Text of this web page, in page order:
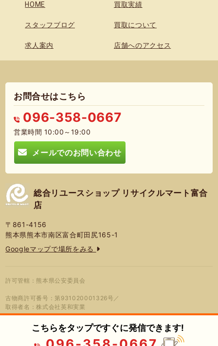
HOME 買取実績
スタッフブログ 買取について
求人案内 店舗へのアクセス
お問合せはこちら
096-358-0667
営業時間 10:00～19:00
メールでのお問い合わせ
総合リユースショップ リサイクルマート富合
店
〒861-4156
熊本県熊本市南区富合町田尻165-1
Googleマップで場所をみる
許可管轄：熊本県公安委員会
古物商許可番号：第931020001326号／
取得者名：株式会社英和実業
プライバシーポリシー 蓮営会社 © 2026年 総合リユースショップ リサ
こちらをタップですぐに発信できます!